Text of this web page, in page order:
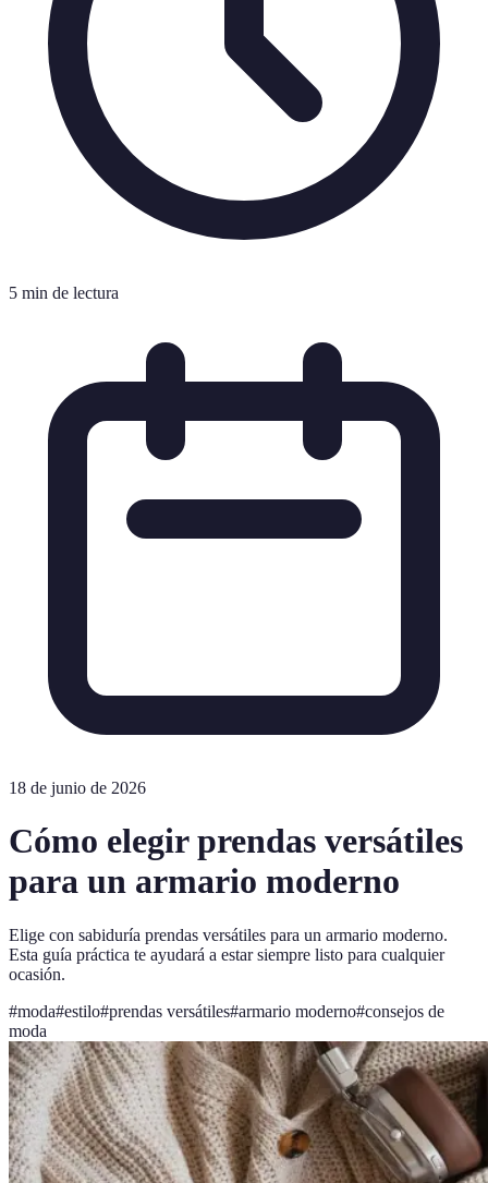
5 min de lectura
18 de junio de 2026
Cómo elegir prendas versátiles
para un armario moderno
Elige con sabiduría prendas versátiles para un armario moderno.
Esta guía práctica te ayudará a estar siempre listo para cualquier
ocasión.
#moda#estilo#prendas versátiles#armario moderno#consejos de
moda